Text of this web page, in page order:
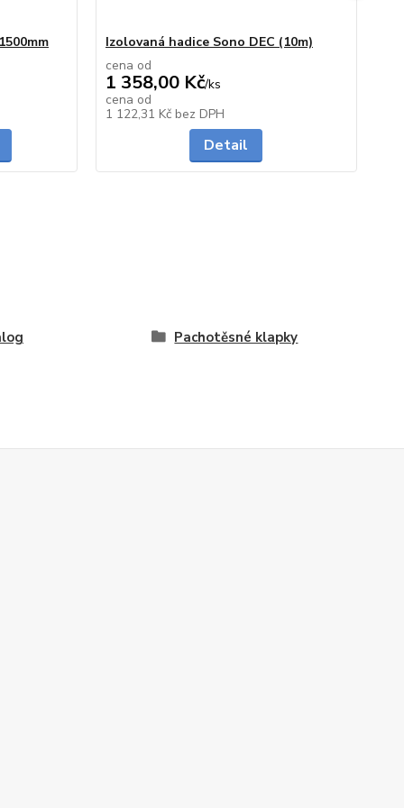
Izolovaná hadice Sono DEC (10m)
cena od
1 358,00 Kč/ks
cena od
1 122,31 Kč bez DPH
Detail
Pachotěsné klapky